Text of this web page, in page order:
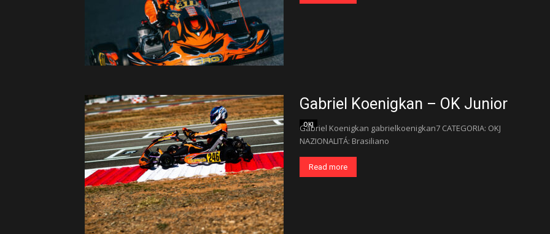
Gabriel Koenigkan – OK Junior
OKJ
Gabriel Koenigkan gabrielkoenigkan7 CATEGORIA: OKJ
NAZIONALITÁ: Brasiliano
Read more